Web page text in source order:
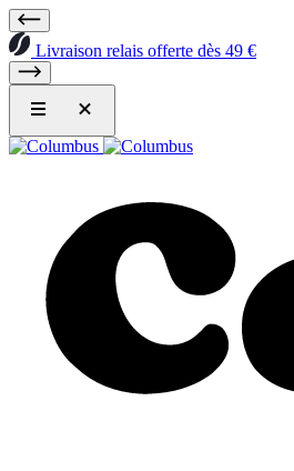
Livraison relais offerte dès 49 €